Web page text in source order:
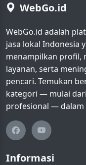
WebGo.id
WebGo.id adalah
jasa lokal Indonesia
menampilkan profil,
layanan, serta
pencari. Temukan
kategori — mulai
profesional —
Informasi